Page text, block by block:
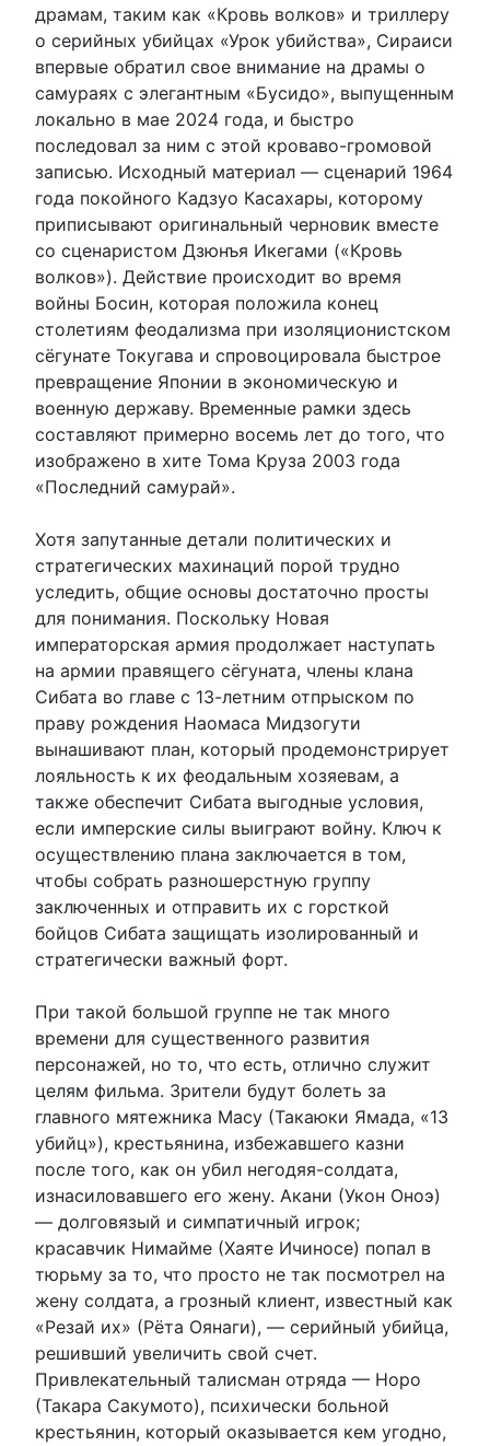
драмам, таким как «Кровь волков» и триллеру
о серийных убийцах «Урок убийства», Сираиси
впервые обратил свое внимание на драмы о
самураях с элегантным «Бусидо», выпущенным
локально в мае 2024 года, и быстро
последовал за ним с этой кроваво-громовой
записью. Исходный материал — сценарий 1964
года покойного Кадзуо Касахары, которому
приписывают оригинальный черновик вместе
со сценаристом Дзюнъя Икегами («Кровь
волков»). Действие происходит во время
войны Босин, которая положила конец
столетиям феодализма при изоляционистском
сёгунате Токугава и спровоцировала быстрое
превращение Японии в экономическую и
военную державу. Временные рамки здесь
составляют примерно восемь лет до того, что
изображено в хите Тома Круза 2003 года
«Последний самурай».
Хотя запутанные детали политических и
стратегических махинаций порой трудно
уследить, общие основы достаточно просты
для понимания. Поскольку Новая
императорская армия продолжает наступать
на армии правящего сёгуната, члены клана
Сибата во главе с 13-летним отпрыском по
праву рождения Наомаса Мидзогути
вынашивают план, который продемонстрирует
лояльность к их феодальным хозяевам, а
также обеспечит Сибата выгодные условия,
если имперские силы выиграют войну. Ключ к
осуществлению плана заключается в том,
чтобы собрать разношерстную группу
заключенных и отправить их с горсткой
бойцов Сибата защищать изолированный и
стратегически важный форт.
При такой большой группе не так много
времени для существенного развития
персонажей, но то, что есть, отлично служит
целям фильма. Зрители будут болеть за
главного мятежника Масу (Такаюки Ямада, «13
убийц»), крестьянина, избежавшего казни
после того, как он убил негодяя-солдата,
изнасиловавшего его жену. Акани (Укон Оноэ)
— долговязый и симпатичный игрок;
красавчик Нимайме (Хаяте Ичиносе) попал в
тюрьму за то, что просто не так посмотрел на
жену солдата, а грозный клиент, известный как
«Резай их» (Рёта Оянаги), — серийный убийца,
решивший увеличить свой счет.
Привлекательный талисман отряда — Норо
(Такара Сакумото), психически больной
крестьянин, который оказывается кем угодно,